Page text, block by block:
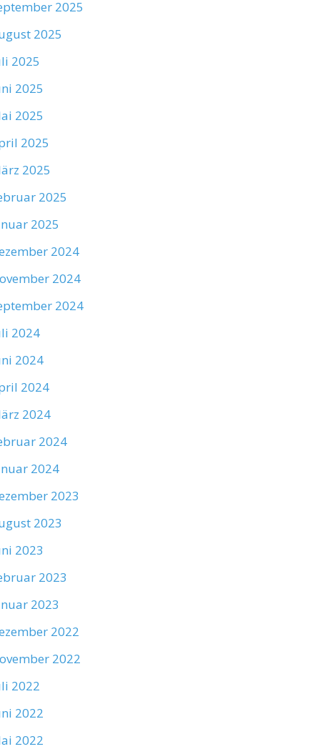
2025
2025
2025
2025
2025
2025
2025
2025
2025
2024
2024
2024
2024
2024
2024
2024
2024
2024
2023
2023
2023
2023
2023
2022
2022
2022
2022
2022